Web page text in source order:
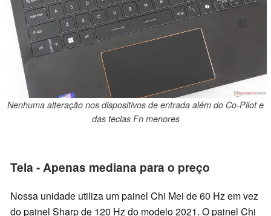
Nenhuma alteração nos dispositivos de entrada além do Co-Pilot e
das teclas Fn menores
Tela - Apenas mediana para o preço
Nossa unidade utiliza um painel Chi Mei de 60 Hz em vez
do painel Sharp de 120 Hz do modelo 2021. O painel Chi